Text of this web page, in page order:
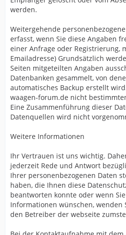
werden.
Weitergehende
erfasst, wenn Sie diese Angaben
einer Anfrage oder Registrierung,
Emailadresse) Grundsätzlich
Seiten mitgeteilten Angaben
Datenbanken gesammelt, von
automatisches Backup erstellt
waagen-forum.de nicht
Eine Zusammenführung dieser
Datenquellen wird nicht
Weitere Informationen
Ihr Vertrauen ist uns wichtig.
jederzeit Rede und Antwort
Ihrer personenbezogenen Daten
haben, die Ihnen diese
beantworten konnte oder wenn
Informationen wünschen, wenden
den Betreiber der webseite